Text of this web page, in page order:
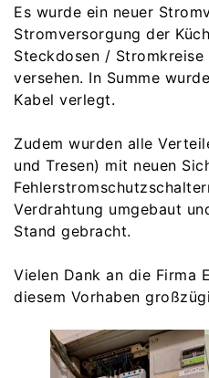
Es wurde ein neuer
Stromversorgung der
Steckdosen /
versehen. In Summe
Kabel verlegt.
Zudem wurden alle
und Tresen) mit neuen
Verdrahtung umgebaut
Stand gebracht.
Vielen Dank an die Firma
diesem Vorhaben